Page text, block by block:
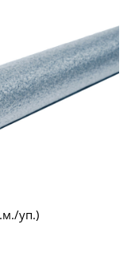
уп.)